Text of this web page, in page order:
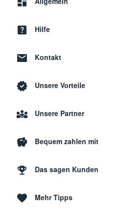
Hilfe
Kontakt
Unsere Vorteile
Unsere Partner
Bequem zahlen mit
Das sagen Kunden
Mehr Tipps